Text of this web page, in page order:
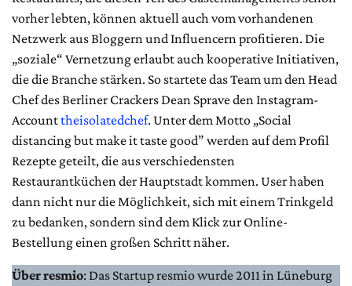
vorher lebten, können aktuell auch vom vorhandenen
Netzwerk aus Bloggern und Influencern profitieren. Die
„soziale“ Vernetzung erlaubt auch kooperative Initiativen,
die die Branche stärken. So startete das Team um den Head
Chef des Berliner Crackers Dean Sprave den Instagram-
Accounttheisolatedchef. Unter dem Motto „Social
distancing but make it taste good” werden auf dem Profil
Rezepte geteilt, die aus verschiedensten
Restaurantküchen der Hauptstadt kommen. User haben
dann nicht nur die Möglichkeit, sich mit einem Trinkgeld
zu bedanken, sondern sind dem Klick zur Online-
Bestellung einen großen Schritt näher.
Über resmio: Das Startup resmio wurde 2011 in Lüneburg